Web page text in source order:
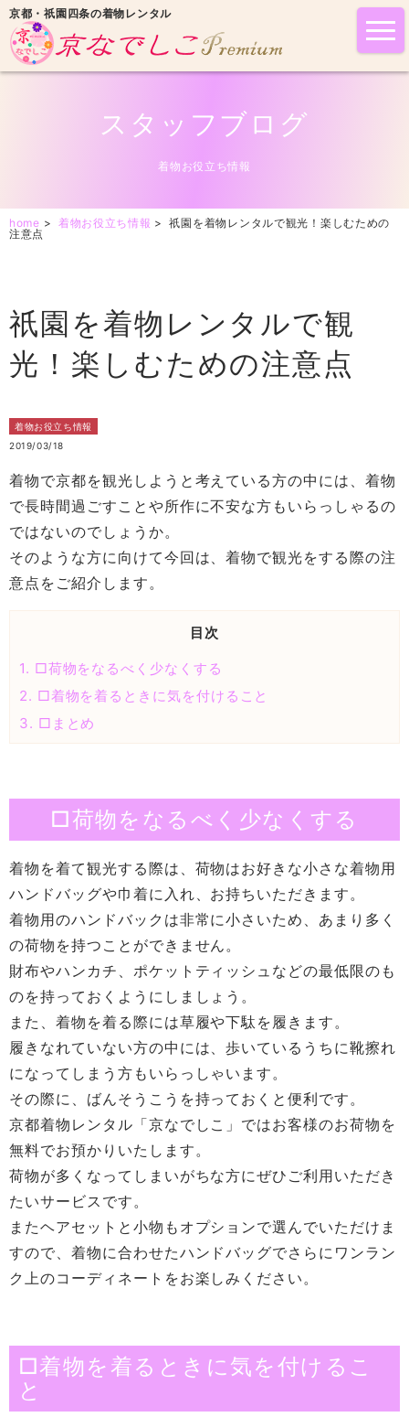
京都・祇園四条の着物レンタル
スタッフブログ
着物お役立ち情報
home > 着物お役立ち情報 >祇園を着物レンタルで観光！楽しむための
注意点
祇園を着物レンタルで観
光！楽しむための注意点
着物お役立ち情報
2019/03/18
着物で京都を観光しようと考えている方の中には、着物
で長時間過ごすことや所作に不安な方もいらっしゃるの
ではないのでしょうか。
そのような方に向けて今回は、着物で観光をする際の注
意点をご紹介します。
目次
1. □荷物をなるべく少なくする
2. □着物を着るときに気を付けること
3. □まとめ
□荷物をなるべく少なくする
着物を着て観光する際は、荷物はお好きな小さな着物用
ハンドバッグや巾着に入れ、お持ちいただきます。
着物用のハンドバックは非常に小さいため、あまり多く
の荷物を持つことができません。
財布やハンカチ、ポケットティッシュなどの最低限のも
のを持っておくようにしましょう。
また、着物を着る際には草履や下駄を履きます。
履きなれていない方の中には、歩いているうちに靴擦れ
になってしまう方もいらっしゃいます。
その際に、ばんそうこうを持っておくと便利です。
京都着物レンタル「京なでしこ」ではお客様のお荷物を
無料でお預かりいたします。
荷物が多くなってしまいがちな方にぜひご利用いただき
たいサービスです。
またヘアセットと小物もオプションで選んでいただけま
すので、着物に合わせたハンドバッグでさらにワンラン
ク上のコーディネートをお楽しみください。
□着物を着るときに気を付けるこ
と